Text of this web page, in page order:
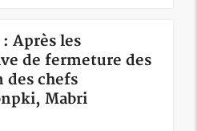
Après les
de fermeture des
des chefs
Mabri